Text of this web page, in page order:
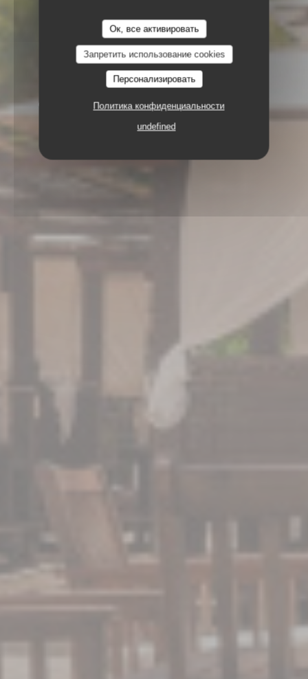
Ок, все активировать
Запретить использование cookies
Персонализировать
Политика конфиденциальности
undefined
35 ALLÉE DES RAISINIERS, QUARTIER
GRANDE ANSE 97217 LES ANSES D'ARLET